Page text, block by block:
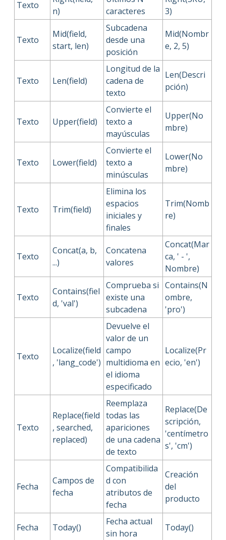
Texto
n)
caracteres
3)
Texto
Mid(field,
start, len)
Subcadena
desde una
posición
Mid(Nombr
e, 2, 5)
Texto Len(field)
Longitud de la
cadena de
texto
Len(Descri
pción)
Texto Upper(field)
Convierte el
texto a
mayúsculas
Upper(No
mbre)
Texto Lower(field)
Convierte el
texto a
minúsculas
Lower(No
mbre)
Texto Trim(field)
Elimina los
espacios
iniciales y
finales
Trim(Nomb
re)
Texto
Concat(a, b,
...)
Concatena
valores
Concat(Mar
ca, ' - ',
Nombre)
Texto
Contains(fiel
d, 'val')
Comprueba si
existe una
subcadena
Contains(N
ombre,
'pro')
Texto
Localize(field
, 'lang_code')
Devuelve el
valor de un
campo
multidioma en
el idioma
especificado
Localize(Pr
ecio, 'en')
Texto
Replace(field
, searched,
replaced)
Reemplaza
todas las
apariciones
de una cadena
de texto
Replace(De
scripción,
'centímetro
s', 'cm')
Fecha
Campos de
fecha
Compatibilida
d con
atributos de
fecha
Creación
del
producto
Fecha Today()
Fecha actual
sin hora
Today()